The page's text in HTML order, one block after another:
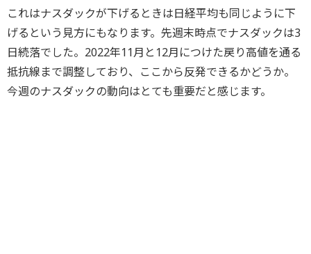
これはナスダックが下げるときは日経平均も同じように下
げるという見方にもなります。先週末時点でナスダックは3
日続落でした。2022年11月と12月につけた戻り高値を通る
抵抗線まで調整しており、ここから反発できるかどうか。
今週のナスダックの動向はとても重要だと感じます。